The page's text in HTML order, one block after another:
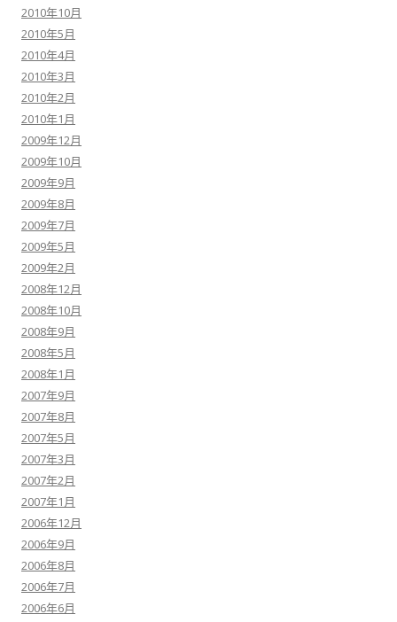
2010年10月
2010年5月
2010年4月
2010年3月
2010年2月
2010年1月
2009年12月
2009年10月
2009年9月
2009年8月
2009年7月
2009年5月
2009年2月
2008年12月
2008年10月
2008年9月
2008年5月
2008年1月
2007年9月
2007年8月
2007年5月
2007年3月
2007年2月
2007年1月
2006年12月
2006年9月
2006年8月
2006年7月
2006年6月